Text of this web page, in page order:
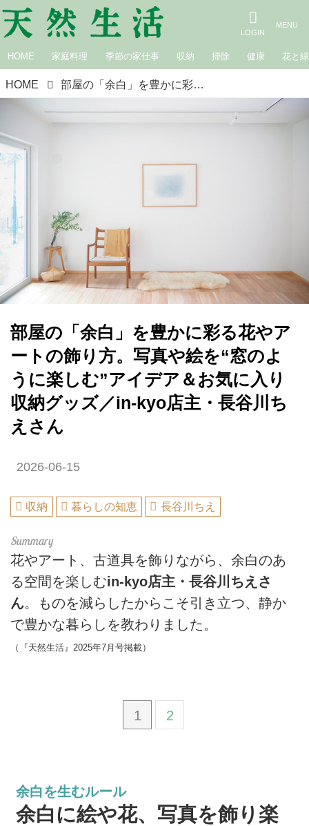
HOME 家庭料理 季節の家仕事 収納 掃除 健康 花と緑
HOME 部屋の「余白」を豊かに彩る花やアートの飾り方。写真や絵を“窓のように楽しむ”アイデア＆お気に入り収納グッズ／in-kyo店主・長谷川ちえさん
部屋の「余白」を豊かに彩る花やア
ートの飾り方。写真や絵を“窓のよ
うに楽しむ”アイデア＆お気に入り
収納グッズ／in-kyo店主・長谷川ち
えさん
2026-06-15
収納 暮らしの知恵 長谷川ちえ
花やアート、古道具を飾りながら、余白のあ
る空間を楽しむin-kyo店主・長谷川ちえさ
ん。ものを減らしたからこそ引き立つ、静か
で豊かな暮らしを教わりました。
（『天然生活』2025年7月号掲載）
1 2
余白を生むルール
余白に絵や花、写真を飾り楽